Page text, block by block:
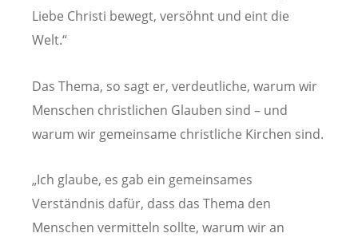
Liebe Christi bewegt, versöhnt und eint die
Welt.“
Das Thema, so sagt er, verdeutliche, warum wir
Menschen christlichen Glauben sind – und
warum wir gemeinsame christliche Kirchen sind.
„Ich glaube, es gab ein gemeinsames
Verständnis dafür, dass das Thema den
Menschen vermitteln sollte, warum wir an